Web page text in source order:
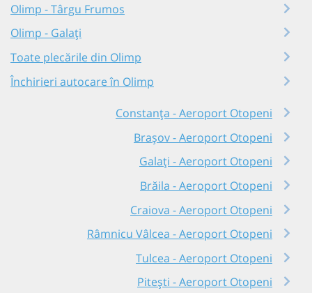
Olimp - Târgu Frumos
Olimp - Galați
Toate plecările din Olimp
Închirieri autocare în Olimp
Constanța - Aeroport Otopeni
Brașov - Aeroport Otopeni
Galați - Aeroport Otopeni
Brăila - Aeroport Otopeni
Craiova - Aeroport Otopeni
Râmnicu Vâlcea - Aeroport Otopeni
Tulcea - Aeroport Otopeni
Pitești - Aeroport Otopeni